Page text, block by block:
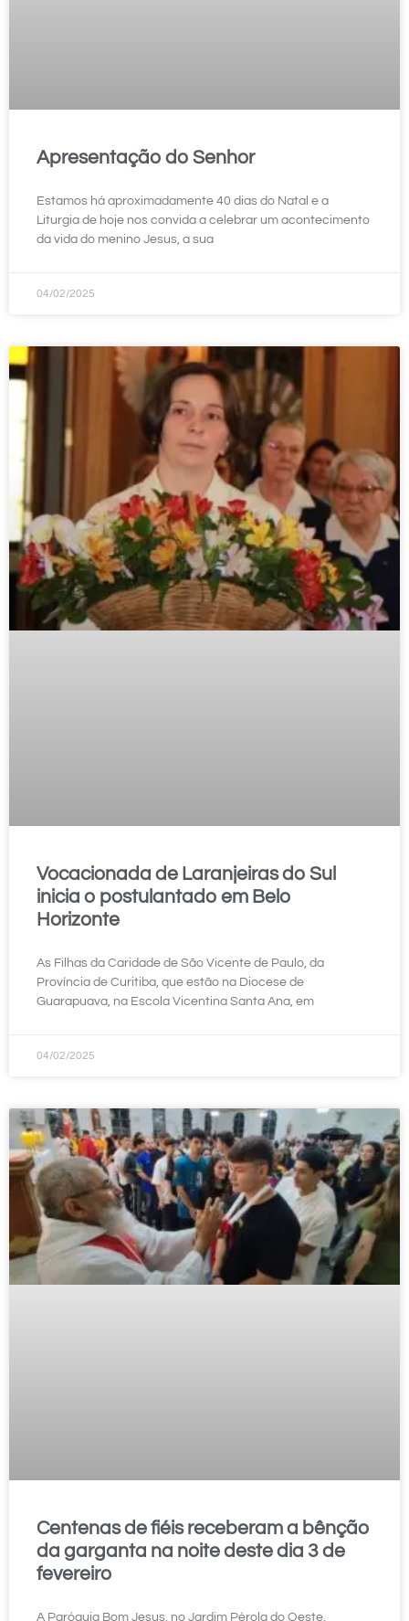
Apresentação do Senhor
Estamos há aproximadamente 40 dias do Natal e a
Liturgia de hoje nos convida a celebrar um acontecimento
da vida do menino Jesus, a sua
04/02/2025
Vocacionada de Laranjeiras do Sul
inicia o postulantado em Belo
Horizonte
As Filhas da Caridade de São Vicente de Paulo, da
Província de Curitiba, que estão na Diocese de
Guarapuava, na Escola Vicentina Santa Ana, em
04/02/2025
Centenas de fiéis receberam a bênção
da garganta na noite deste dia 3 de
fevereiro
A Paróquia Bom Jesus, no Jardim Pérola do Oeste,